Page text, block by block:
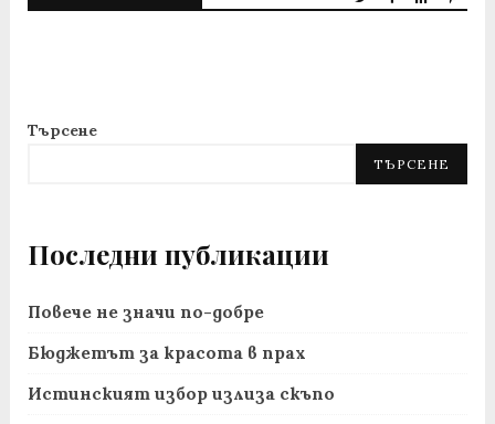
Търсене
ТЪРСЕНЕ
Последни публикации
Повече не значи по-добре
Бюджетът за красота в прах
Истинският избор излиза скъпо